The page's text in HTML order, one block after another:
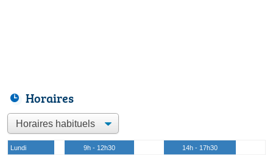
Horaires
Lundi 9h - 12h30
14h - 17h30